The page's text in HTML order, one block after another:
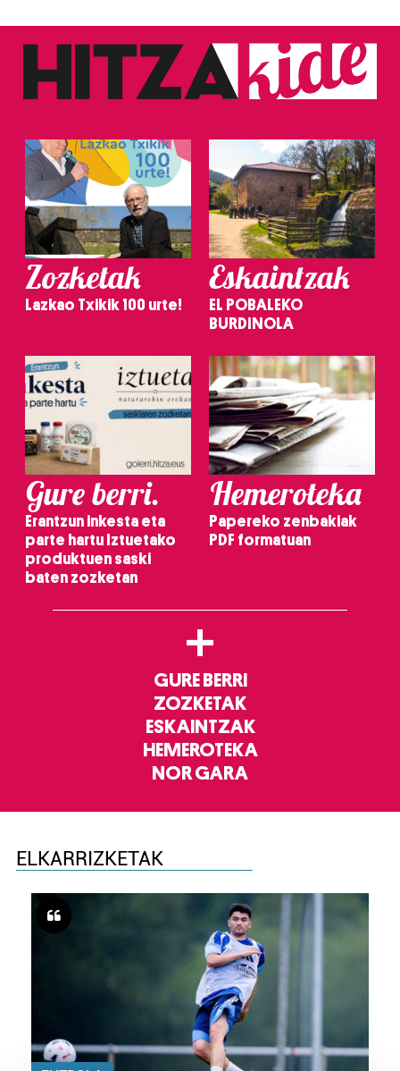
Zozketak
Lazkao Txikik 100 urte!
Eskaintzak
EL POBALEKO
BURDINOLA
Gure berri.
Erantzun inkesta eta
parte hartu Iztuetako
produktuen saski
baten zozketan
Hemeroteka
Papereko zenbakiak
PDF formatuan
+
GURE BERRI
ZOZKETAK
ESKAINTZAK
HEMEROTEKA
NOR GARA
ELKARRIZKETAK